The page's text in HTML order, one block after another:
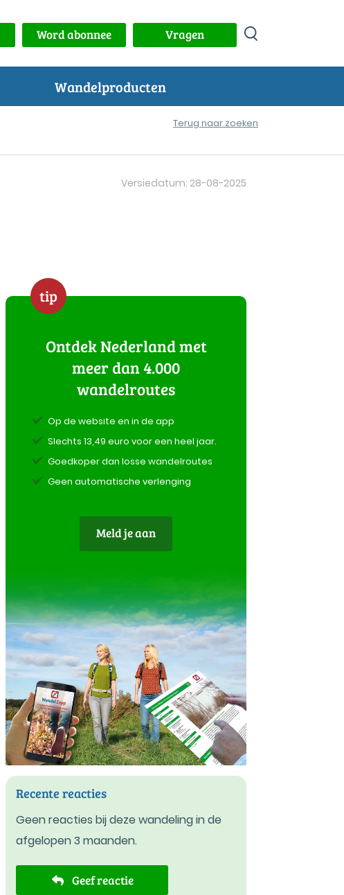
Word abonnee Vragen
Wandelproducten
Terug naar zoeken
Versiedatum: 28-08-2025
tip
Ontdek Nederland met
meer dan 4.000
wandelroutes
Op de website en in de app
Slechts 13,49 euro voor een heel jaar.
Goedkoper dan losse wandelroutes
Geen automatische verlenging
Meld je aan
Recente reacties
Geen reacties bij deze wandeling in de
afgelopen 3 maanden.
Geef reactie